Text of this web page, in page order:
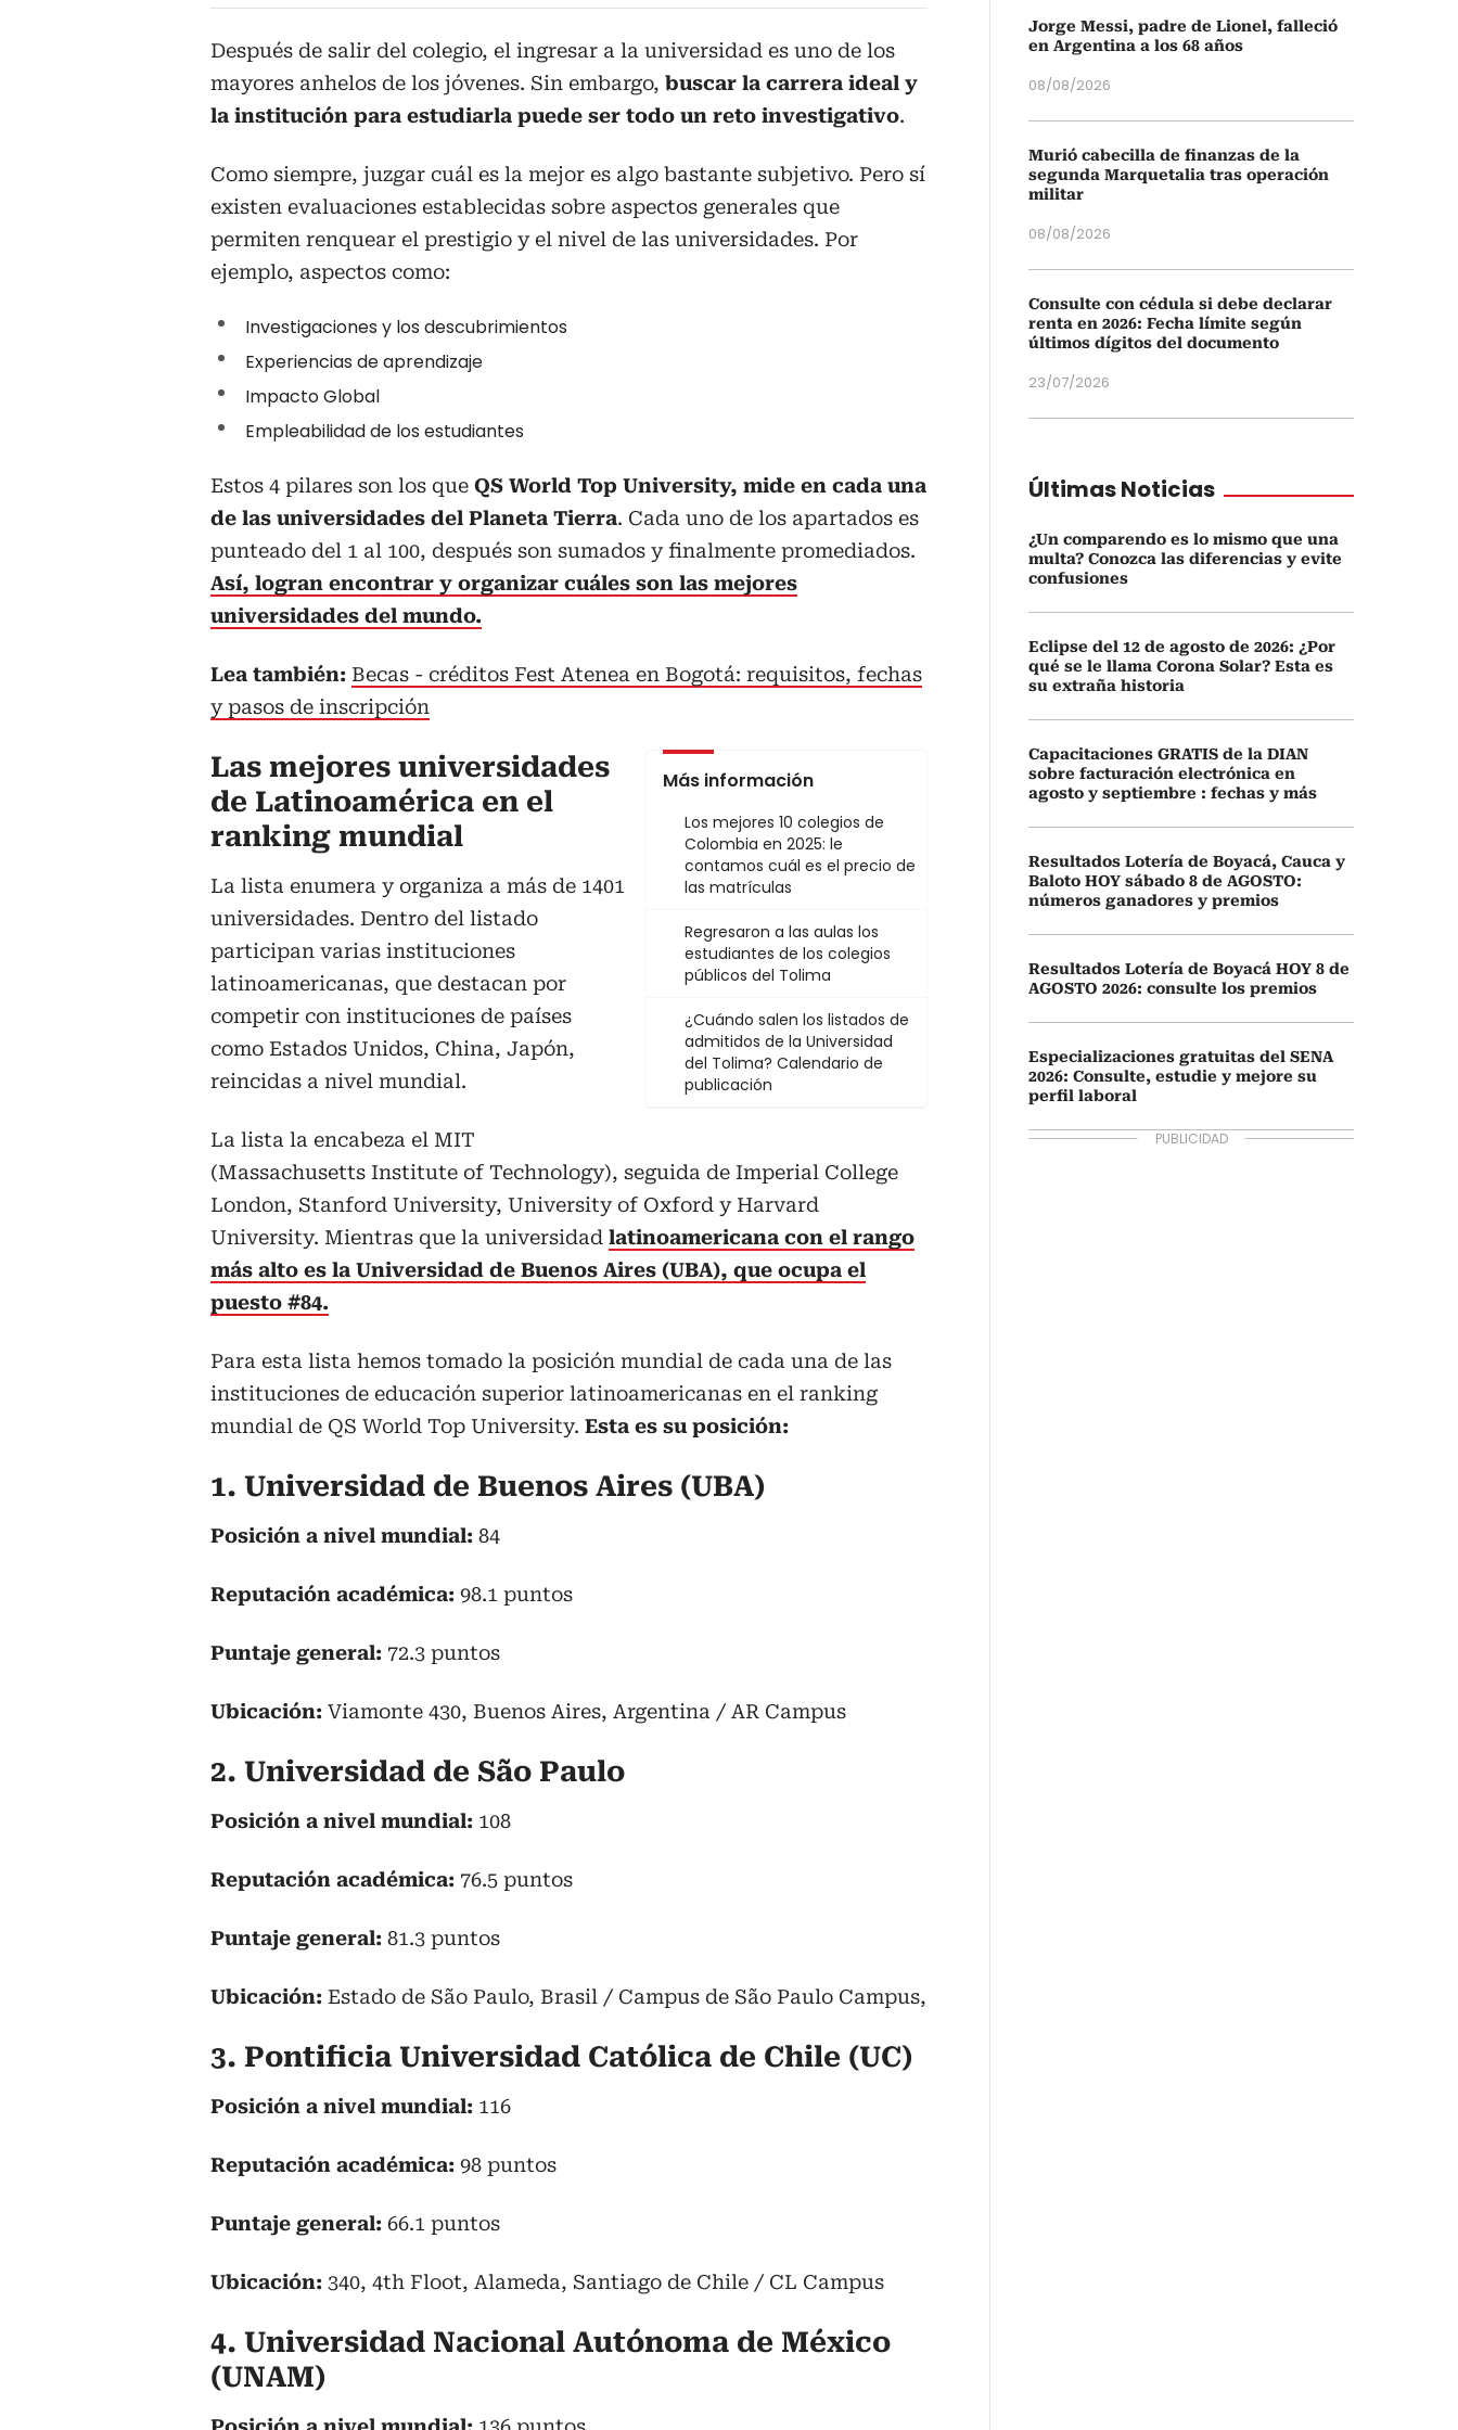
Después de salir del colegio, el ingresar a la universidad es uno de los
mayores anhelos de los jóvenes. Sin embargo, buscar la carrera ideal y
la institución para estudiarla puede ser todo un reto investigativo.
Como siempre, juzgar cuál es la mejor es algo bastante subjetivo. Pero sí
existen evaluaciones establecidas sobre aspectos generales que
permiten renquear el prestigio y el nivel de las universidades. Por
ejemplo, aspectos como:
Investigaciones y los descubrimientos
Experiencias de aprendizaje
Impacto Global
Empleabilidad de los estudiantes
Estos 4 pilares son los que QS World Top University, mide en cada una
de las universidades del Planeta Tierra. Cada uno de los apartados es
punteado del 1 al 100, después son sumados y finalmente promediados.
Así, logran encontrar y organizar cuáles son las mejores
universidades del mundo.
Lea también: Becas - créditos Fest Atenea en Bogotá: requisitos, fechas
y pasos de inscripción
Más información
Los mejores 10 colegios de
Colombia en 2025: le
contamos cuál es el precio de
las matrículas
Regresaron a las aulas los
estudiantes de los colegios
públicos del Tolima
¿Cuándo salen los listados de
admitidos de la Universidad
del Tolima? Calendario de
publicación
Las mejores universidades
de Latinoamérica en el
ranking mundial
La lista enumera y organiza a más de 1401
universidades. Dentro del listado
participan varias instituciones
latinoamericanas, que destacan por
competir con instituciones de países
como Estados Unidos, China, Japón,
reincidas a nivel mundial.
La lista la encabeza el MIT
(Massachusetts Institute of Technology), seguida de Imperial College
London, Stanford University, University of Oxford y Harvard
University. Mientras que la universidad latinoamericana con el rango
más alto es la Universidad de Buenos Aires (UBA), que ocupa el
puesto #84.
Para esta lista hemos tomado la posición mundial de cada una de las
instituciones de educación superior latinoamericanas en el ranking
mundial de QS World Top University. Esta es su posición:
1. Universidad de Buenos Aires (UBA)
Posición a nivel mundial: 84
Reputación académica: 98.1 puntos
Puntaje general: 72.3 puntos
Ubicación: Viamonte 430, Buenos Aires, Argentina / AR Campus
2. Universidad de São Paulo
Posición a nivel mundial: 108
Reputación académica: 76.5 puntos
Puntaje general: 81.3 puntos
Ubicación: Estado de São Paulo, Brasil / Campus de São Paulo Campus,
3. Pontificia Universidad Católica de Chile (UC)
Posición a nivel mundial: 116
Reputación académica: 98 puntos
Puntaje general: 66.1 puntos
Ubicación: 340, 4th Floot, Alameda, Santiago de Chile / CL Campus
4. Universidad Nacional Autónoma de México
(UNAM)
Jorge Messi, padre de Lionel, falleció
en Argentina a los 68 años
08/08/2026
Murió cabecilla de finanzas de la
segunda Marquetalia tras operación
militar
08/08/2026
Consulte con cédula si debe declarar
renta en 2026: Fecha límite según
últimos dígitos del documento
23/07/2026
Últimas Noticias
¿Un comparendo es lo mismo que una
multa? Conozca las diferencias y evite
confusiones
Eclipse del 12 de agosto de 2026: ¿Por
qué se le llama Corona Solar? Esta es
su extraña historia
Capacitaciones GRATIS de la DIAN
sobre facturación electrónica en
agosto y septiembre : fechas y más
Resultados Lotería de Boyacá, Cauca y
Baloto HOY sábado 8 de AGOSTO:
números ganadores y premios
Resultados Lotería de Boyacá HOY 8 de
AGOSTO 2026: consulte los premios
Especializaciones gratuitas del SENA
2026: Consulte, estudie y mejore su
perfil laboral